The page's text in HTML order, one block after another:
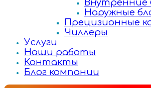
Внутренние
Наружные
Прецизионные
Чиллеры
Услуги
Наши работы
Контакты
Блог компании